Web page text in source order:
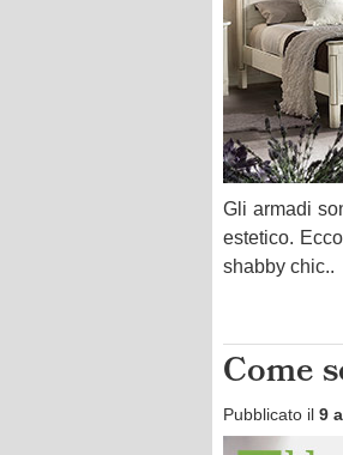
Gli armadi
estetico.
shabby chic..
Come
Pubblicato il 9